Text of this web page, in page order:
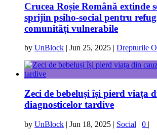
Crucea Roșie Română extinde
sprijin psiho-social pentru
comunități vulnerabile
by UnBlock | Jun 25, 2025 | Drepturile
Zeci de bebeluși își pierd viața
diagnosticelor tardive
by UnBlock | Jun 18, 2025 | Social | 0 |